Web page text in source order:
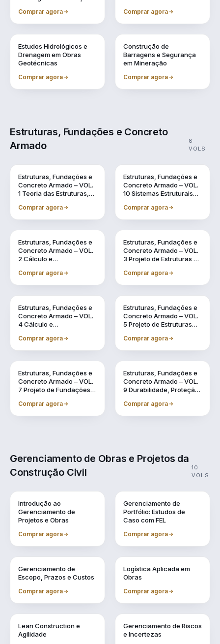
Comprar agora Comprar agora
Estudos Hidrológicos e
Drenagem em Obras
Geotécnicas
Comprar agora
Construção de
Barragens e Segurança
em Mineração
Comprar agora
Estruturas, Fundações e Concreto
Armado
8
VOLS
Estruturas, Fundações e
Concreto Armado – VOL.
1 Teoria das Estruturas,
e o Uso do BIM
Comprar agora
Estruturas, Fundações e
Concreto Armado – VOL.
10 Sistemas Estruturais
Comprar agora
Estruturas, Fundações e
Concreto Armado – VOL.
2 Cálculo e
Estruturas Usuais de
Concreto Armado
Comprar agora
Estruturas, Fundações e
Concreto Armado – VOL.
3 Projeto de Estruturas de
meio de Software BIM
Comprar agora
Estruturas, Fundações e
Concreto Armado – VOL.
4 Cálculo e
Estruturas Pré-
Fabricadas
Comprar agora
Estruturas, Fundações e
Concreto Armado – VOL.
5 Projeto de Estruturas
de Software BIM
Comprar agora
Estruturas, Fundações e
Concreto Armado – VOL.
7 Projeto de Fundações
Comprar agora
Estruturas, Fundações e
Concreto Armado – VOL.
9 Durabilidade, Proteção
Estruturas
Comprar agora
Gerenciamento de Obras e Projetos da
Construção Civil
10
VOLS
Introdução ao
Gerenciamento de
Projetos e Obras
Comprar agora
Gerenciamento de
Portfólio: Estudos de
Caso com FEL
Comprar agora
Gerenciamento de
Escopo, Prazos e Custos
Comprar agora
Vol. 3
Logística Aplicada em
Obras
Comprar agora
Lean Construction e
Agilidade
Gerenciamento de Riscos
e Incertezas